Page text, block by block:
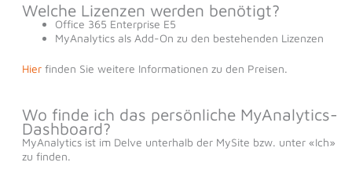
Welche Lizenzen werden benötigt?
Office 365 Enterprise E5
MyAnalytics als Add-On zu den bestehenden Lizenzen
Hierfinden Sie weitere Informationen zu den Preisen.
Wo finde ich das persönliche MyAnalytics-
Dashboard?
MyAnalytics ist im Delve unterhalb der MySite bzw. unter «Ich»
zu finden.